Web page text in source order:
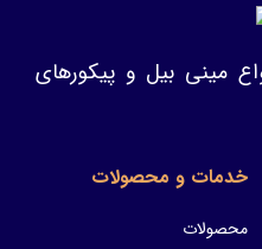
مینی بیل و پیکورهای
خدمات و محصولات
محصولات